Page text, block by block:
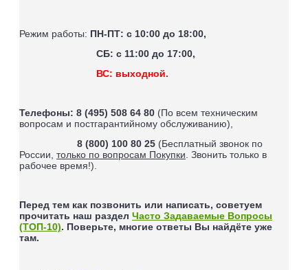
Режим работы: ПН-ПТ: с 10:00 до 18:00,
СБ: с 11:00 до 17:00,
ВС: выходной.
Телефоны: 8 (495) 508 64 80 (По всем техническим
вопросам и постгарантийному обслуживанию),
8 (800) 100 80 25 (Бесплатный звонок по
России, только по вопросам Покупки . Звонить только в
рабочее время!).
Перед тем как позвонить или написать, советуем
прочитать наш раздел Часто Задаваемые Вопросы
(ТОП-10). Поверьте, многие ответы Вы найдёте уже
там.